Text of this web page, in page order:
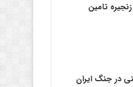
تامین
در جنگ ایران